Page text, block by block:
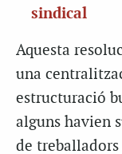
sindical
Aquesta
una
estructuració
alguns havien
de